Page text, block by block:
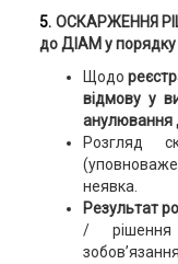
5. ОСКАРЖЕННЯ
до ДІАМ у порядку
Щодо
відмову у
анулювання
Розгляд
неявка.
Результат
/